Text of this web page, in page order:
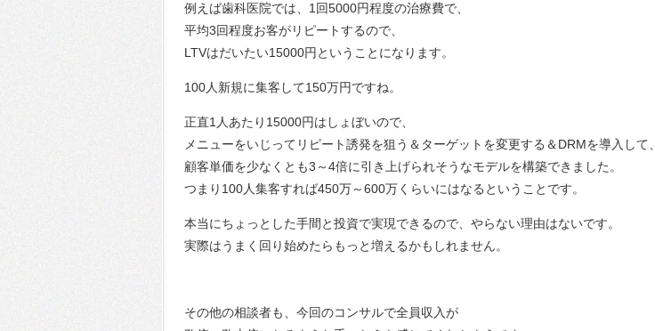
例えば歯科医院では、1回5000円程度の治療費で、
平均3回程度お客がリピートするので、
LTVはだいたい15000円ということになります。
100人新規に集客して150万円ですね。
正直1人あたり15000円はしょぼいので、
メニューをいじってリピート誘発を狙う＆ターゲットを変更する＆DRMを導入して、
顧客単価を少なくとも3～4倍に引き上げられそうなモデルを構築できました。
つまり100人集客すれば450万～600万くらいにはなるということです。
本当にちょっとした手間と投資で実現できるので、やらない理由はないです。
実際はうまく回り始めたらもっと増えるかもしれません。
その他の相談者も、今回のコンサルで全員収入が